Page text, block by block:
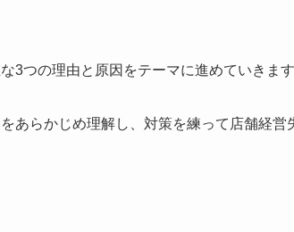
3つの理由と原因をテーマに進めていきます
あらかじめ理解し、対策を練って店舗経営